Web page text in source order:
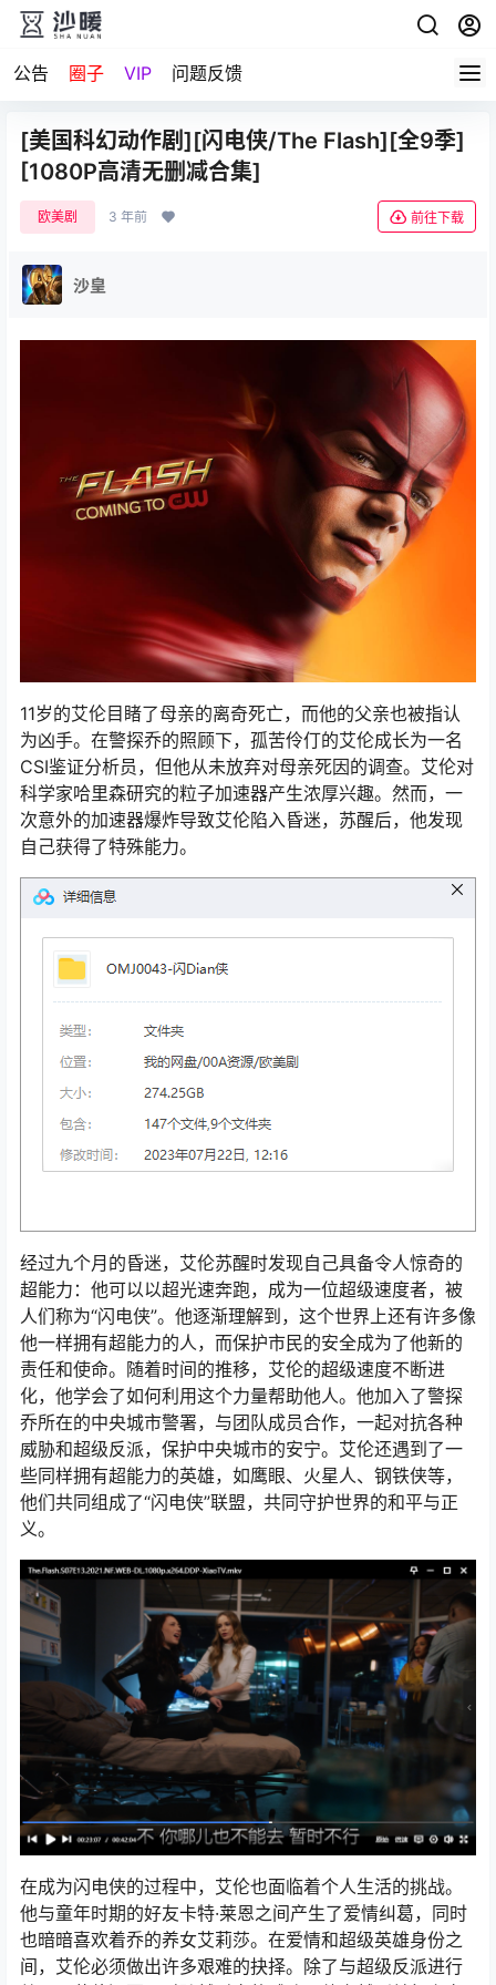
公告 圈子 VIP 问题反馈
[美国科幻动作剧][闪电侠/The Flash][全9季]
[1080P高清无删减合集]
欧美剧 3 年前 前往下载
沙皇
11岁的艾伦目睹了母亲的离奇死亡，而他的父亲也被指认
为凶手。在警探乔的照顾下，孤苦伶仃的艾伦成长为一名
CSI鉴证分析员，但他从未放弃对母亲死因的调查。艾伦对
科学家哈里森研究的粒子加速器产生浓厚兴趣。然而，一
次意外的加速器爆炸导致艾伦陷入昏迷，苏醒后，他发现
自己获得了特殊能力。
经过九个月的昏迷，艾伦苏醒时发现自己具备令人惊奇的
超能力：他可以以超光速奔跑，成为一位超级速度者，被
人们称为“闪电侠”。他逐渐理解到，这个世界上还有许多像
他一样拥有超能力的人，而保护市民的安全成为了他新的
责任和使命。随着时间的推移，艾伦的超级速度不断进
化，他学会了如何利用这个力量帮助他人。他加入了警探
乔所在的中央城市警署，与团队成员合作，一起对抗各种
威胁和超级反派，保护中央城市的安宁。艾伦还遇到了一
些同样拥有超能力的英雄，如鹰眼、火星人、钢铁侠等，
他们共同组成了“闪电侠”联盟，共同守护世界的和平与正
义。
在成为闪电侠的过程中，艾伦也面临着个人生活的挑战。
他与童年时期的好友卡特·莱恩之间产生了爱情纠葛，同时
也暗暗喜欢着乔的养女艾莉莎。在爱情和超级英雄身份之
间，艾伦必须做出许多艰难的抉择。除了与超级反派进行